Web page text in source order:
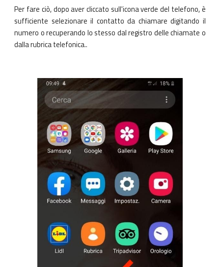
Per fare ciò, dopo aver cliccato sull'icona verde del telefono, è
sufficiente selezionare il contatto da chiamare digitando il
numero o recuperando lo stesso dal registro delle chiamate o
dalla rubrica telefonica..